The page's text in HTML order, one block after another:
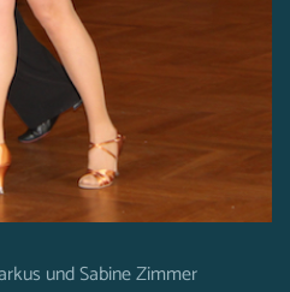
und Sabine Zimmer